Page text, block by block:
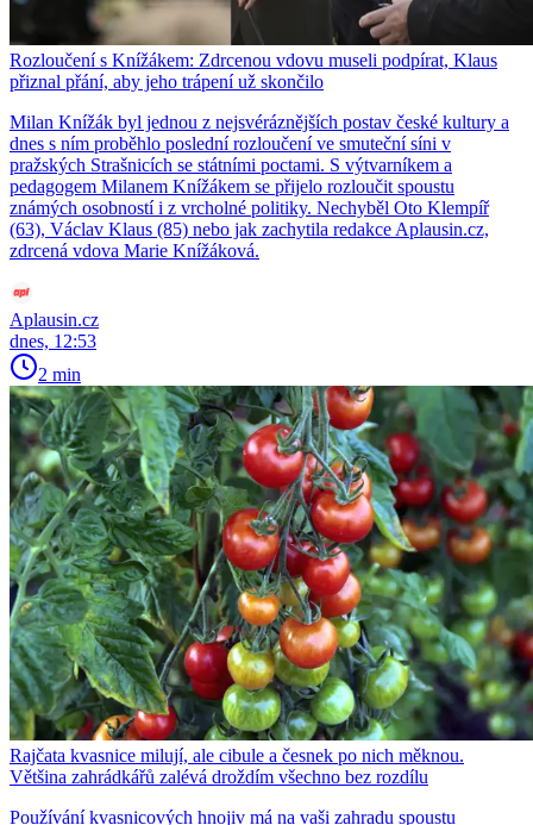
Rozloučení s Knížákem: Zdrcenou vdovu museli podpírat, Klaus
přiznal přání, aby jeho trápení už skončilo
Milan Knížák byl jednou z nejsvéráznějších postav české kultury a
dnes s ním proběhlo poslední rozloučení ve smuteční síni v
pražských Strašnicích se státními poctami. S výtvarníkem a
pedagogem Milanem Knížákem se přijelo rozloučit spoustu
známých osobností i z vrcholné politiky. Nechyběl Oto Klempíř
(63), Václav Klaus (85) nebo jak zachytila redakce Aplausin.cz,
zdrcená vdova Marie Knížáková.
Aplausin.cz
dnes, 12:53
2 min
Rajčata kvasnice milují, ale cibule a česnek po nich měknou.
Většina zahrádkářů zalévá droždím všechno bez rozdílu
Používání kvasnicových hnojiv má na vaši zahradu spoustu